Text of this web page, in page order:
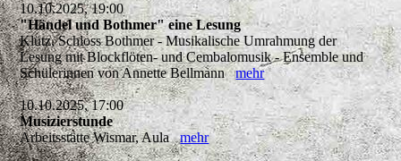
10.10.2025, 19:00
"Händel und Bothmer" eine Lesung
Klütz, Schloss Bothmer - Musikalische Umrahmung der
Lesung mit Blockflöten- und Cembalomusik - Ensemble und
Schülerinnen von Annette Bellmannmehr
10.10.2025, 17:00
Musizierstunde
Arbeitsstätte Wismar, Aulamehr